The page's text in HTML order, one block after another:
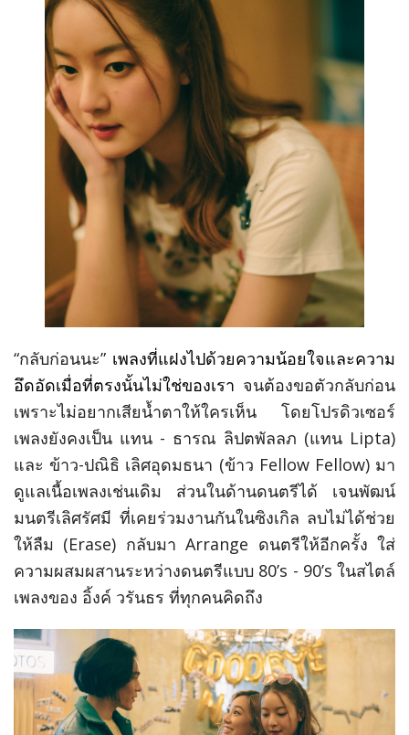
“กลับก่อนนะ” เพลงที่แฝงไปด้วยความน้อยใจและความ
อึดอัดเมื่อที่ตรงนั้นไม่ใช่ของเรา จนต้องขอตัวกลับก่อน
เพราะไม่อยากเสียน้ำตาให้ใครเห็น โดยโปรดิวเซอร์
เพลงยังคงเป็น แทน - ธารณ ลิปตพัลลภ (แทน Lipta)
และ ข้าว-ปณิธิ เลิศอุดมธนา (ข้าว Fellow Fellow) มา
ดูแลเนื้อเพลงเช่นเดิม ส่วนในด้านดนตรีได้ เจนพัฒน์
มนตรีเลิศรัศมี ที่เคยร่วมงานกันในซิงเกิล ลบไม่ได้ช่วย
ให้ลืม (Erase) กลับมา Arrange ดนตรีให้อีกครั้ง ใส่
ความผสมผสานระหว่างดนตรีแบบ 80’s - 90’s ในสไตล์
เพลงของ อิ้งค์ วรันธร ที่ทุกคนคิดถึง